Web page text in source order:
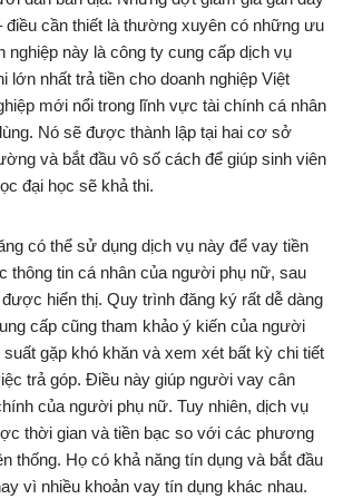
điều cần thiết là thường xuyên có những ưu
nghiệp này là công ty cung cấp dịch vụ
lớn nhất trả tiền cho doanh nghiệp Việt
mới nổi trong lĩnh vực tài chính cá nhân
Nó sẽ được thành lập tại hai cơ sở
và bắt đầu vô số cách để giúp sinh viên
đại học sẽ khả thi.
có thể sử dụng dịch vụ này để vay tiền
thông tin cá nhân của người phụ nữ, sau
hiển thị. Quy trình đăng ký rất dễ dàng
cấp cũng tham khảo ý kiến ​​của người
gặp khó khăn và xem xét bất kỳ chi tiết
trả góp. Điều này giúp người vay cân
của người phụ nữ. Tuy nhiên, dịch vụ
thời gian và tiền bạc so với các phương
thống. Họ có khả năng tín dụng và bắt đầu
vì nhiều khoản vay tín dụng khác nhau.